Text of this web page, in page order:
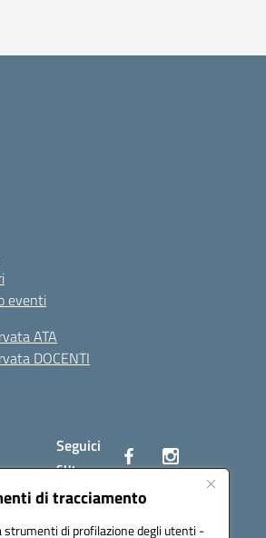
di tracciamento
di profilazione degli utenti -
eventi
ATA
DOCENTI
Seguici
su: